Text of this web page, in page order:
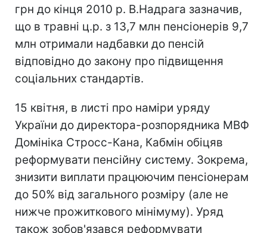
грн до кінця 2010 р. В.Надрага зазначив,
що в травні ц.р. з 13,7 млн пенсіонерів 9,7
млн отримали надбавки до пенсій
відповідно до закону про підвищення
соціальних стандартів.
15 квітня, в листі про наміри уряду
України до директора-розпорядника МВФ
Домініка Стросс-Кана, Кабмін обіцяв
реформувати пенсійну систему. Зокрема,
знизити виплати працюючим пенсіонерам
до 50% від загального розміру (але не
нижче прожиткового мінімуму). Уряд
також зобов'язався реформувати